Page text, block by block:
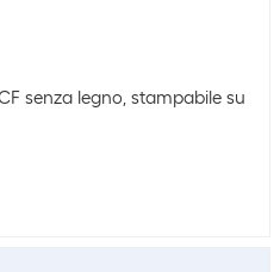
senza legno, stampabile su